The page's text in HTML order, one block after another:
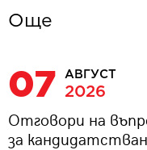
Oще
07 АВГУСТ
2026
Отговори на
за